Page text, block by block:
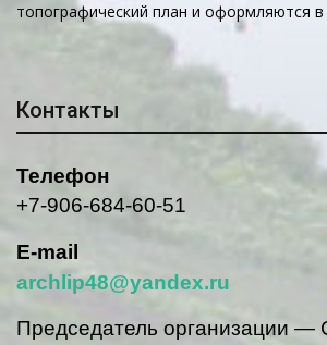
топографический план и оформляются в
Контакты
Телефон
+7-906-684-60-51
E-mail
archlip48@yandex.ru
Председатель организации —